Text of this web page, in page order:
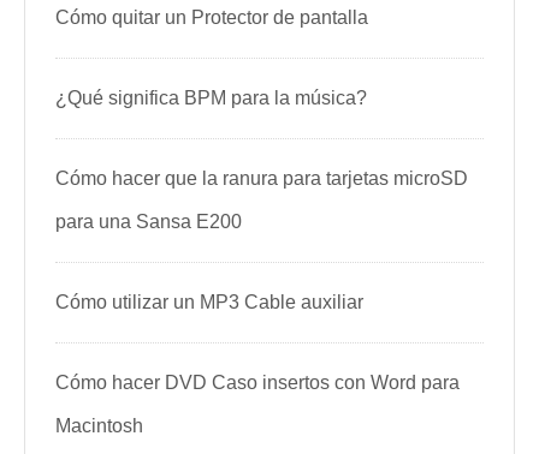
Cómo quitar un Protector de pantalla
¿Qué significa BPM para la música?
Cómo hacer que la ranura para tarjetas microSD
para una Sansa E200
Cómo utilizar un MP3 Cable auxiliar
Cómo hacer DVD Caso insertos con Word para
Macintosh